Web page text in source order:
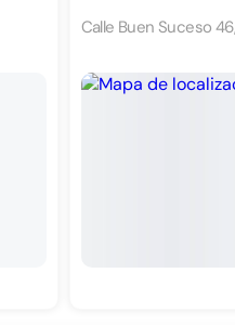
Calle Buen Suceso